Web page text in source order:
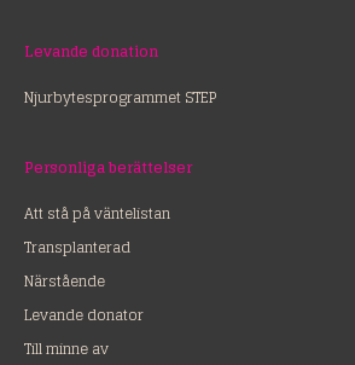
Levande donation
Njurbytesprogrammet STEP
Personliga berättelser
Att stå på väntelistan
Transplanterad
Närstående
Levande donator
Till minne av